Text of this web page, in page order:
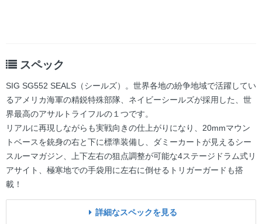
スペック
SIG SG552 SEALS（シールズ）。世界各地の紛争地域で活躍してい
るアメリカ海軍の精鋭特殊部隊、ネイビーシールズが採用した、世
界最高のアサルトライフルの１つです。
リアルに再現しながらも実戦向きの仕上がりになり、20mmマウン
トベースを銃身の右と下に標準装備し、ダミーカートが見えるシー
スルーマガジン、上下左右の狙点調整が可能な4ステージドラム式リ
アサイト、極寒地での手袋用に左右に倒せるトリガーガードも搭
載！
詳細なスペックを見る